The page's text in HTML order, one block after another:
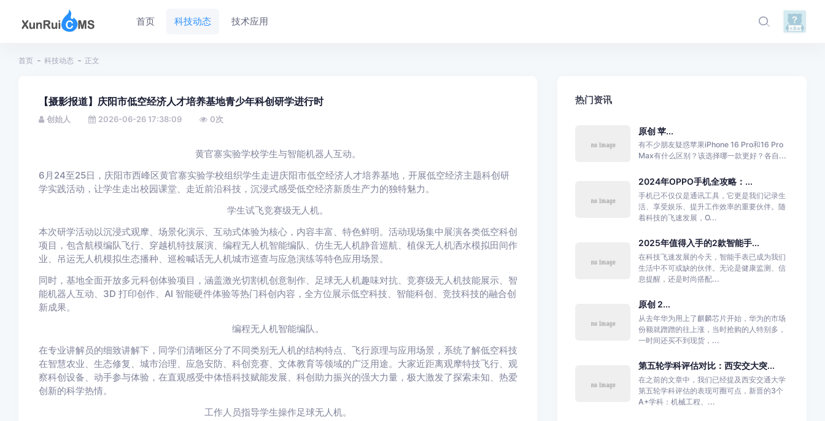
首页 科技动态 技术应用
首页 科技动态 正文
【摄影报道】庆阳市低空经济人才培养基地青少年科创研学进行时
创始人 2026-06-26 17:38:09 0次
黄官寨实验学校学生与智能机器人互动。
6月24至25日，庆阳市西峰区黄官寨实验学校组织学生走进庆阳市低空经济人才培养基地，开展低空经济主题科创研
学实践活动，让学生走出校园课堂、走近前沿科技，沉浸式感受低空经济新质生产力的独特魅力。
学生试飞竞赛级无人机。
本次研学活动以沉浸式观摩、场景化演示、互动式体验为核心，内容丰富、特色鲜明。活动现场集中展演各类低空科创
项目，包含航模编队飞行、穿越机特技展演、编程无人机智能编队、仿生无人机静音巡航、植保无人机洒水模拟田间作
业、吊运无人机模拟生态播种、巡检喊话无人机城市巡查与应急演练等特色应用场景。
同时，基地全面开放多元科创体验项目，涵盖激光切割机创意制作、足球无人机趣味对抗、竞赛级无人机技能展示、智
能机器人互动、3D 打印创作、AI 智能硬件体验等热门科创内容，全方位展示低空科技、智能科创、竞技科技的融合创
新成果。
编程无人机智能编队。
在专业讲解员的细致讲解下，同学们清晰区分了不同类别无人机的结构特点、飞行原理与应用场景，系统了解低空科技
在智慧农业、生态修复、城市治理、应急安防、科创竞赛、文体教育等领域的广泛用途。大家近距离观摩特技飞行、观
察科创设备、动手参与体验，在直观感受中体悟科技赋能发展、科创助力振兴的强大力量，极大激发了探索未知、热爱
创新的科学热情。
工作人员指导学生操作足球无人机。
热门资讯
原创 苹...
有不少朋友疑惑苹果iPhone 16 Pro和16 Pro
Max有什么区别？该选择哪一款更好？各自...
2024年OPPO手机全攻略：...
手机已不仅仅是通讯工具，它更是我们记录生
活、享受娱乐、提升工作效率的重要伙伴。随
着科技的飞速发展，O...
2025年值得入手的2款智能手...
在科技飞速发展的今天，智能手表已成为我们
生活中不可或缺的伙伴。无论是健康监测、信
息提醒，还是时尚搭配...
原创 2...
从去年华为用上了麒麟芯片开始，华为的市场
份额就蹭蹭的往上涨，当时抢购的人特别多，
一时间还买不到现货，...
第五轮学科评估对比：西安交大突...
在之前的文章中，我们已经提及西安交通大学
第五轮学科评估的表现可圈可点，新晋的3个
A+学科：机械工程、...